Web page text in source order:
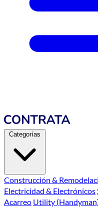
Categorías
Construcción &
Electricidad & Electrónicos
Acarreo Utility